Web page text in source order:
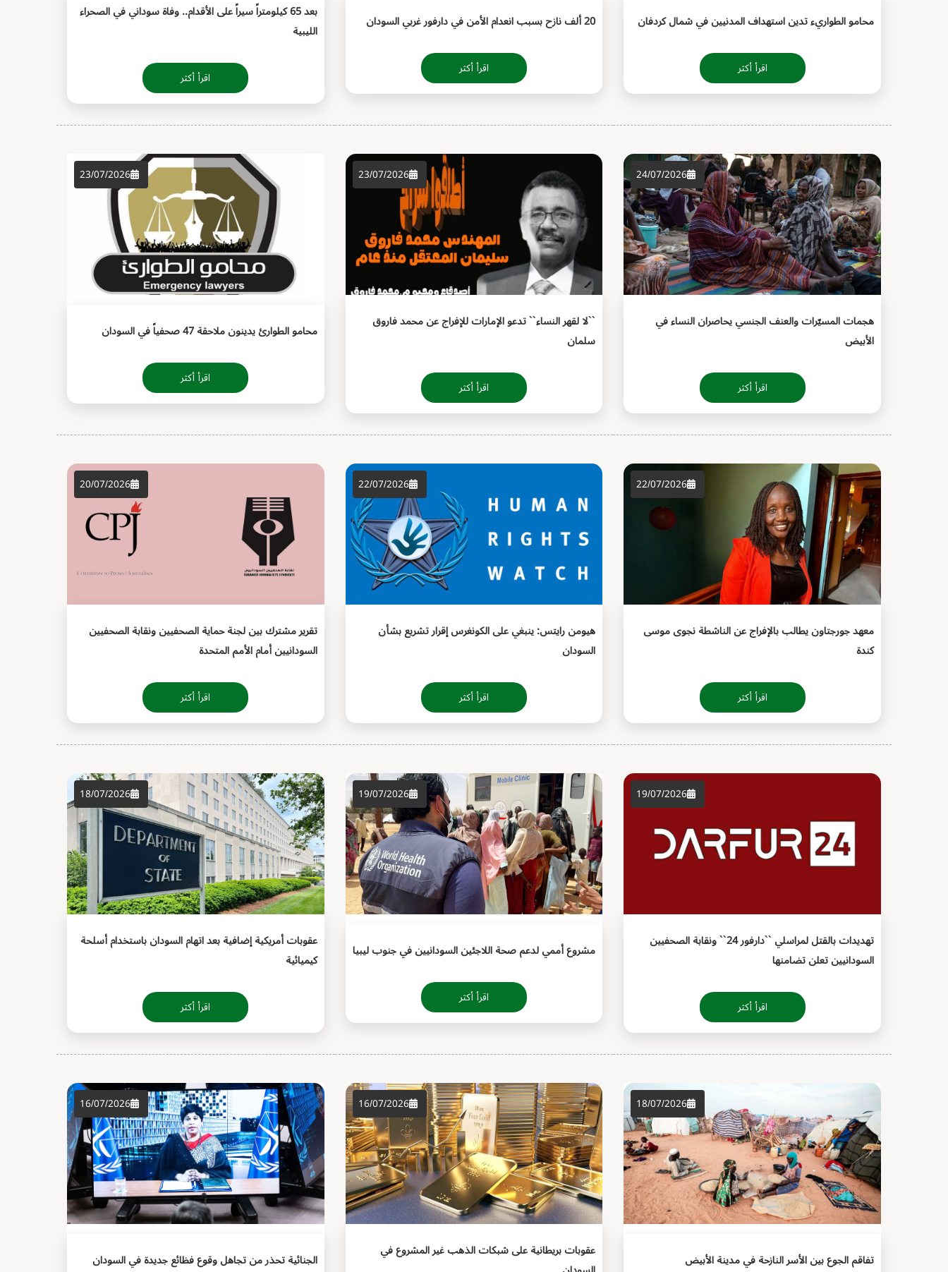
محامو الطواريء تدين استهداف المدنيين في شمال كردفان
اقرأ أكثر
20 ألف نازح بسبب انعدام الأمن في دارفور غربي السودان
اقرأ أكثر
بعد 65 كيلومتراً سيراً على الأقدام.. وفاة سوداني في الصحراء
الليبية
اقرأ أكثر
24/07/2026
هجمات المسيّرات والعنف الجنسي يحاصران النساء في
الأبيض
اقرأ أكثر
23/07/2026
``لا لقهر النساء`` تدعو الإمارات للإفراج عن محمد فاروق
سلمان
اقرأ أكثر
23/07/2026
محامو الطوارئ يدينون ملاحقة 47 صحفياً في السودان
اقرأ أكثر
22/07/2026
معهد جورجتاون يطالب بالإفراج عن الناشطة نجوى موسى
كندة
اقرأ أكثر
22/07/2026
هيومن رايتس: ينبغي على الكونغرس إقرار تشريع بشأن
السودان
اقرأ أكثر
20/07/2026
تقرير مشترك بين لجنة حماية الصحفيين ونقابة الصحفيين
السودانيين أمام الأمم المتحدة
اقرأ أكثر
19/07/2026
تهديدات بالقتل لمراسلي ``دارفور 24`` ونقابة الصحفيين
السودانيين تعلن تضامنها
اقرأ أكثر
19/07/2026
مشروع أممي لدعم صحة اللاجئين السودانيين في جنوب ليبيا
اقرأ أكثر
18/07/2026
عقوبات أمريكية إضافية بعد اتهام السودان باستخدام أسلحة
كيميائية
اقرأ أكثر
18/07/2026
تفاقم الجوع بين الأسر النازحة في مدينة الأبيض
16/07/2026
عقوبات بريطانية على شبكات الذهب غير المشروع في
16/07/2026
الجنائية تحذر من تجاهل وقوع فظائع جديدة في السودان